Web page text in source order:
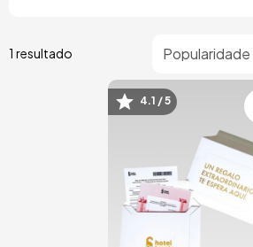
1 resultado
Imagem
4.1 / 5